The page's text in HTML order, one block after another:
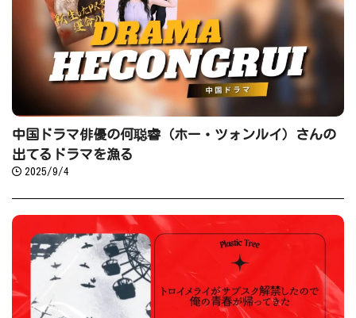
中国ドラマ俳優の何聪睿（ホー・ツォンルイ）さんの
出てるドラマを漁る
2025/9/4